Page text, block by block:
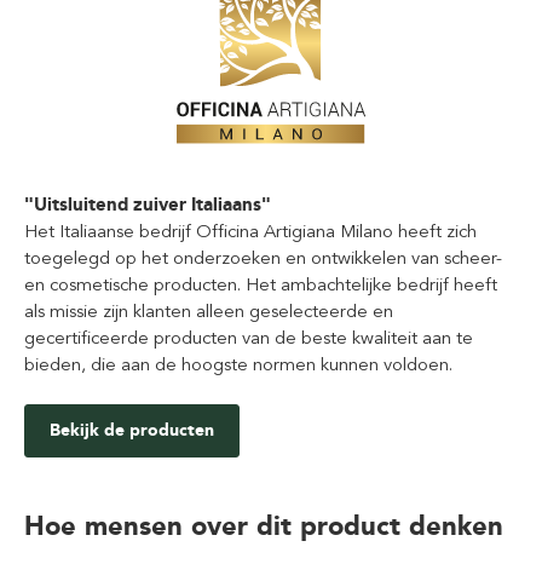
"Uitsluitend zuiver Italiaans"
Het Italiaanse bedrijf Officina Artigiana Milano heeft zich
toegelegd op het onderzoeken en ontwikkelen van scheer-
en cosmetische producten. Het ambachtelijke bedrijf heeft
als missie zijn klanten alleen geselecteerde en
gecertificeerde producten van de beste kwaliteit aan te
bieden, die aan de hoogste normen kunnen voldoen.
Bekijk de producten
Hoe mensen over dit product denken